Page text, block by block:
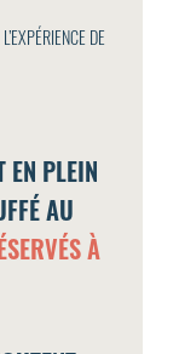
DE
EN PLEIN
AU
À